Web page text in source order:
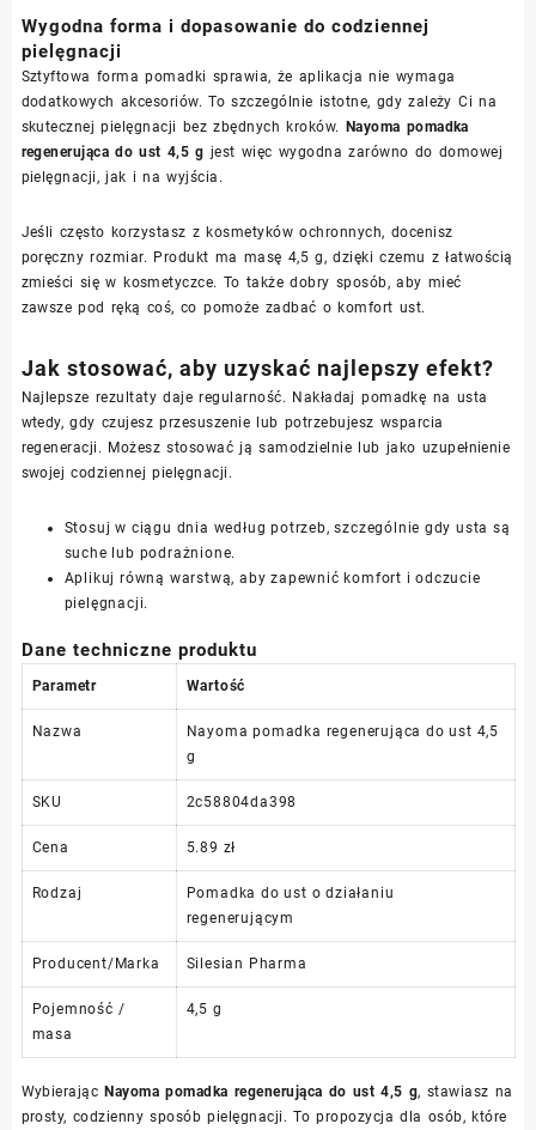
Wygodna forma i dopasowanie do codziennej
pielęgnacji
Sztyftowa forma pomadki sprawia, że aplikacja nie wymaga
dodatkowych akcesoriów. To szczególnie istotne, gdy zależy Ci na
skutecznej pielęgnacji bez zbędnych kroków. Nayoma pomadka
regenerująca do ust 4,5 g jest więc wygodna zarówno do domowej
pielęgnacji, jak i na wyjścia.
Jeśli często korzystasz z kosmetyków ochronnych, docenisz
poręczny rozmiar. Produkt ma masę 4,5 g, dzięki czemu z łatwością
zmieści się w kosmetyczce. To także dobry sposób, aby mieć
zawsze pod ręką coś, co pomoże zadbać o komfort ust.
Jak stosować, aby uzyskać najlepszy efekt?
Najlepsze rezultaty daje regularność. Nakładaj pomadkę na usta
wtedy, gdy czujesz przesuszenie lub potrzebujesz wsparcia
regeneracji. Możesz stosować ją samodzielnie lub jako uzupełnienie
swojej codziennej pielęgnacji.
Stosuj w ciągu dnia według potrzeb, szczególnie gdy usta są
suche lub podrażnione.
Aplikuj równą warstwą, aby zapewnić komfort i odczucie
pielęgnacji.
Dane techniczne produktu
Parametr Wartość
Nazwa
Nayoma pomadka regenerująca do ust 4,5
g
SKU 2c58804da398
Cena 5.89 zł
Rodzaj
Pomadka do ust o działaniu
regenerującym
Producent/Marka Silesian Pharma
Pojemność /
masa
4,5 g
WybierającNayoma pomadka regenerująca do ust 4,5 g, stawiasz na
prosty, codzienny sposób pielęgnacji. To propozycja dla osób, które